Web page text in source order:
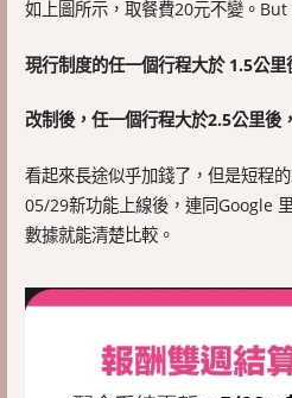
如上圖所示，取餐費20元不變。
現行制度的任一個行程大於 1.5公
改制後，任一個行程大於2.5公里後
看起來長途似乎加錢了，但是短程
05/29新功能上線後，連同Google
數據就能清楚比較。